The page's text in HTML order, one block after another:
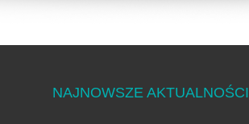
NAJNOWSZE AKTUALNOŚCI